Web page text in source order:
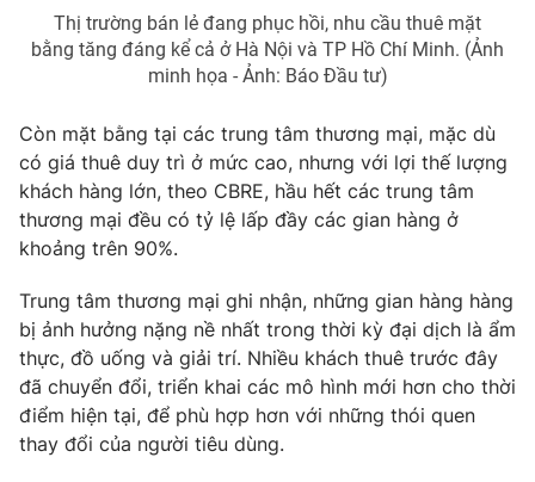
VTV Sức khoẻ Bất động sản
Thị trường 24h Tấm lòng Việt
VTV4 Vươn mình bằng AI
VTV9
Liên hệ tòa soạn English
THỜI BÁO VTV
Thị trường bán lẻ đang phục hồi, nhu cầu thuê mặt
bằng tăng đáng kể cả ở Hà Nội và TP Hồ Chí Minh. (Ảnh
minh họa - Ảnh: Báo Đầu tư)
Còn mặt bằng tại các trung tâm thương mại, mặc dù
có giá thuê duy trì ở mức cao, nhưng với lợi thế lượng
khách hàng lớn, theo CBRE, hầu hết các trung tâm
thương mại đều có tỷ lệ lấp đầy các gian hàng ở
khoảng trên 90%.
Trung tâm thương mại ghi nhận, những gian hàng hàng
bị ảnh hưởng nặng nề nhất trong thời kỳ đại dịch là ẩm
thực, đồ uống và giải trí. Nhiều khách thuê trước đây
đã chuyển đổi, triển khai các mô hình mới hơn cho thời
điểm hiện tại, để phù hợp hơn với những thói quen
thay đổi của người tiêu dùng.